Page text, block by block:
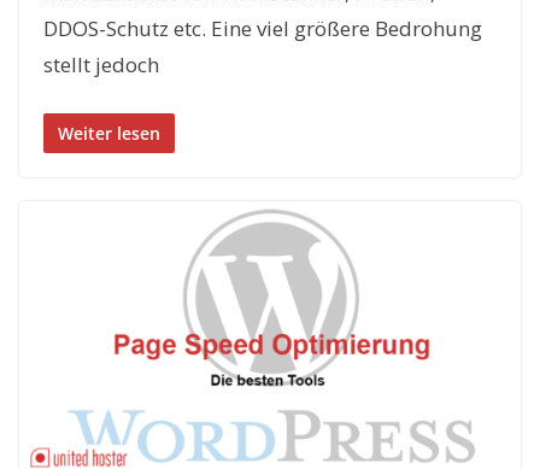
DDOS-Schutz etc. Eine viel größere Bedrohung
stellt jedoch
Weiter lesen